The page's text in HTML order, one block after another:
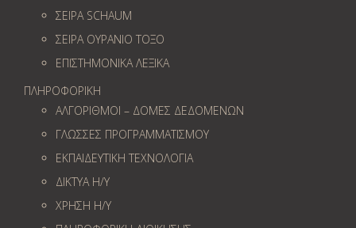
ΣΕΙΡΑ SCHAUM
ΣΕΙΡΑ ΟΥΡΑΝΙΟ ΤΟΞΟ
ΕΠΙΣΤΗΜΟΝΙΚΑ ΛΕΞΙΚΑ
ΠΛΗΡΟΦΟΡΙΚΗ
ΑΛΓΟΡΙΘΜΟΙ – ΔΟΜΕΣ ΔΕΔΟΜΕΝΩΝ
ΓΛΩΣΣΕΣ ΠΡΟΓΡΑΜΜΑΤΙΣΜΟΥ
ΕΚΠΑΙΔΕΥΤΙΚΗ ΤΕΧΝΟΛΟΓΙΑ
ΔΙΚΤΥΑ Η/Υ
ΧΡΗΣΗ Η/Υ